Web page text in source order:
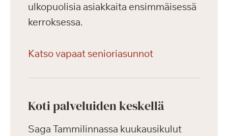
ulkopuolisia asiakkaita ensimmäisessä
kerroksessa.
Katso vapaat senioriasunnot
Koti palveluiden keskellä
Saga Tammilinnassa kuukausikulut